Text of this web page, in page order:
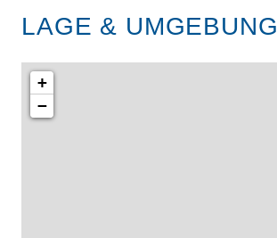
LAGE & UMGEBUNG
+
−